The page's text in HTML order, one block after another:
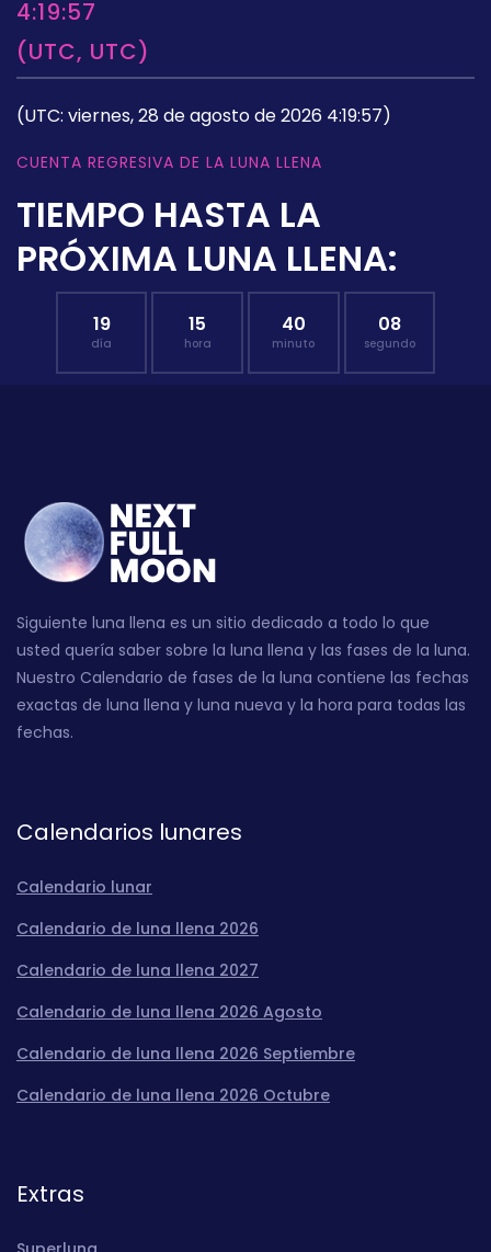
4:19:57
(UTC, UTC)
(UTC: viernes, 28 de agosto de 2026 4:19:57)
CUENTA REGRESIVA DE LA LUNA LLENA
TIEMPO HASTA LA
PRÓXIMA LUNA LLENA:
19
día
15
hora
40
minuto
07
segundo
Siguiente luna llena es un sitio dedicado a todo lo que
usted quería saber sobre la luna llena y las fases de la luna.
Nuestro Calendario de fases de la luna contiene las fechas
exactas de luna llena y luna nueva y la hora para todas las
fechas.
Calendarios lunares
Calendario lunar
Calendario de luna llena 2026
Calendario de luna llena 2027
Calendario de luna llena 2026 Agosto
Calendario de luna llena 2026 Septiembre
Calendario de luna llena 2026 Octubre
Extras